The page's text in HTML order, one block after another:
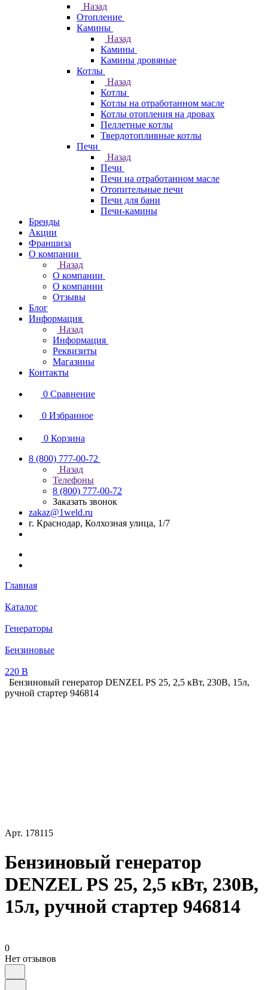
Назад
Отопление
Камины
Назад
Камины
Камины дровяные
Котлы
Назад
Котлы
Котлы на отработанном масле
Котлы отопления на дровах
Пеллетные котлы
Твердотопливные котлы
Печи
Назад
Печи
Печи на отработанном масле
Отопительные печи
Печи для бани
Печи-камины
Бренды
Акции
Франшиза
О компании
Назад
О компании
О компании
Отзывы
Блог
Информация
Назад
Информация
Реквизиты
Магазины
Контакты
0 Сравнение
0 Избранное
0 Корзина
8 (800) 777-00-72
Назад
Телефоны
8 (800) 777-00-72
Заказать звонок
zakaz@1weld.ru
г. Краснодар, Колхозная улица, 1/7
Главная
Каталог
Генераторы
Бензиновые
220 В
Бензиновый генератор DENZEL PS 25, 2,5 кВт, 230В, 15л,
ручной стартер 946814
Арт. 178115
Бензиновый генератор
DENZEL PS 25, 2,5 кВт, 230В,
15л, ручной стартер 946814
0
Нет отзывов